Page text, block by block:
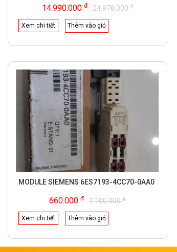
14.990.000 đ 24.978.000đ
Xem chi tiết Thêm vào giỏ
MODULE SIEMENS 6ES7193-4CC70-0AA0
660.000đ 1.100.000đ
Xem chi tiết Thêm vào giỏ